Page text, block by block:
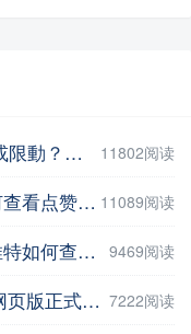
YouTube 影片如何分享到 IG 貼文或限動？教你用這招【Facebook教程】 11802阅读
推特如何查看已关注的人(推特如何查看点赞记录) 11089阅读
推特如何查看自己的点赞的帖子(推特如何查看自己的点赞的帖子数量 ) 9469阅读
字节首个AI对话式APP“豆包”及其网页版正式上线 7222阅读